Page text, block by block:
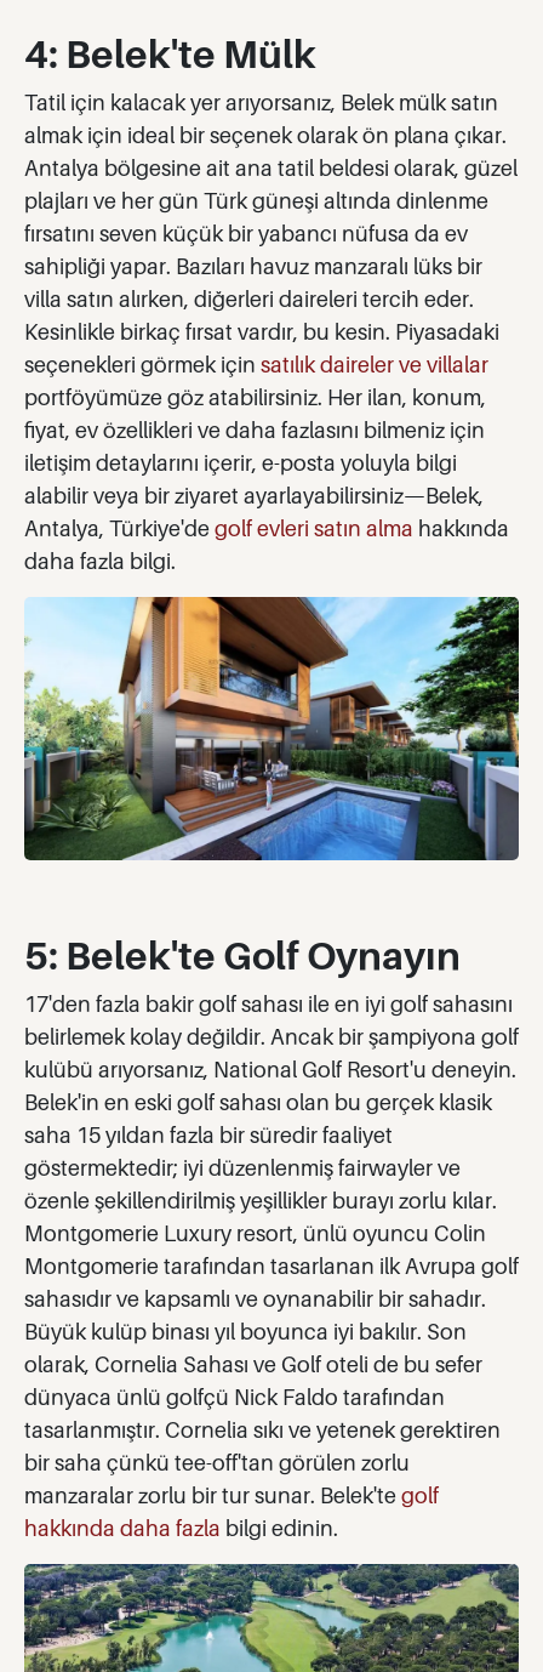
4: Belek'te Mülk
Tatil için kalacak yer arıyorsanız, Belek mülk satın
almak için ideal bir seçenek olarak ön plana çıkar.
Antalya bölgesine ait ana tatil beldesi olarak, güzel
plajları ve her gün Türk güneşi altında dinlenme
fırsatını seven küçük bir yabancı nüfusa da ev
sahipliği yapar. Bazıları havuz manzaralı lüks bir
villa satın alırken, diğerleri daireleri tercih eder.
Kesinlikle birkaç fırsat vardır, bu kesin. Piyasadaki
seçenekleri görmek için satılık daireler ve villalar
portföyümüze göz atabilirsiniz. Her ilan, konum,
fiyat, ev özellikleri ve daha fazlasını bilmeniz için
iletişim detaylarını içerir, e-posta yoluyla bilgi
alabilir veya bir ziyaret ayarlayabilirsiniz—Belek,
Antalya, Türkiye'degolf evleri satın alma hakkında
daha fazla bilgi.
5: Belek'te Golf Oynayın
17'den fazla bakir golf sahası ile en iyi golf sahasını
belirlemek kolay değildir. Ancak bir şampiyona golf
kulübü arıyorsanız, National Golf Resort'u deneyin.
Belek'in en eski golf sahası olan bu gerçek klasik
saha 15 yıldan fazla bir süredir faaliyet
göstermektedir; iyi düzenlenmiş fairwayler ve
özenle şekillendirilmiş yeşillikler burayı zorlu kılar.
Montgomerie Luxury resort, ünlü oyuncu Colin
Montgomerie tarafından tasarlanan ilk Avrupa golf
sahasıdır ve kapsamlı ve oynanabilir bir sahadır.
Büyük kulüp binası yıl boyunca iyi bakılır. Son
olarak, Cornelia Sahası ve Golf oteli de bu sefer
dünyaca ünlü golfçü Nick Faldo tarafından
tasarlanmıştır. Cornelia sıkı ve yetenek gerektiren
bir saha çünkü tee-off'tan görülen zorlu
manzaralar zorlu bir tur sunar. Belek'tegolf
hakkında daha fazla bilgi edinin.